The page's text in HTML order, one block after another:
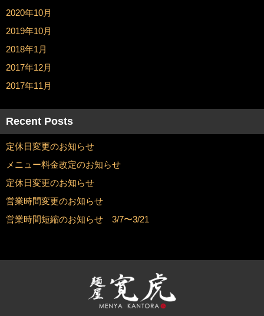
2020年10月
2019年10月
2018年1月
2017年12月
2017年11月
Recent Posts
定休日変更のお知らせ
メニュー料金改定のお知らせ
定休日変更のお知らせ
営業時間変更のお知らせ
営業時間短縮のお知らせ 3/7〜3/21